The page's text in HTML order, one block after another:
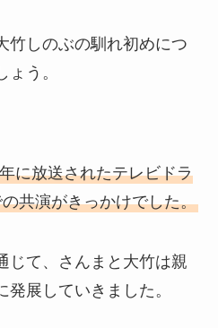
竹しのぶの馴れ初めにつ
う。
に放送されたテレビドラ
共演がきっかけでした。
じて、さんまと大竹は親
発展していきました。